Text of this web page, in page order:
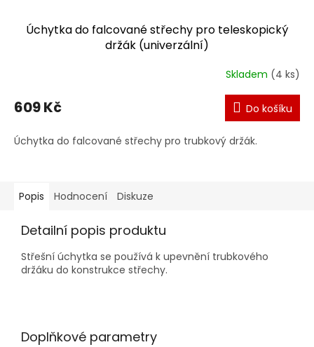
Úchytka do falcované střechy pro teleskopický
držák (univerzální)
Skladem (4 ks)
609 Kč Do košíku
Úchytka do falcované střechy pro trubkový držák.
Popis Hodnocení Diskuze
Detailní popis produktu
Střešní úchytka se používá k upevnění trubkového
držáku do konstrukce střechy.
Doplňkové parametry